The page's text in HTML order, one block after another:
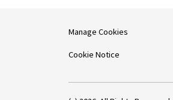
Manage Cookies
Cookie Notice